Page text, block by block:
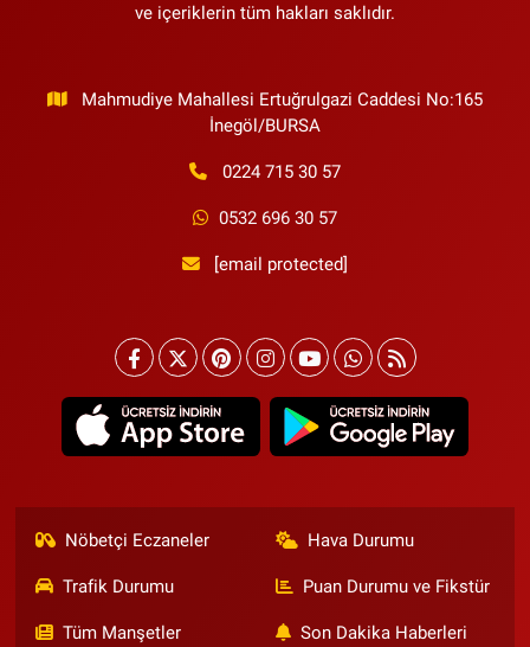
ve içeriklerin tüm hakları saklıdır.
Mahmudiye Mahallesi Ertuğrulgazi Caddesi No:165
İnegöl/BURSA
0224 715 30 57
0532 696 30 57
[email protected]
Nöbetçi Eczaneler Hava Durumu
Trafik Durumu Puan Durumu ve Fikstür
Tüm Manşetler Son Dakika Haberleri